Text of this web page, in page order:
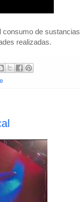
consumo de sustancias
realizadas.